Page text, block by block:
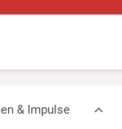
& Impulse